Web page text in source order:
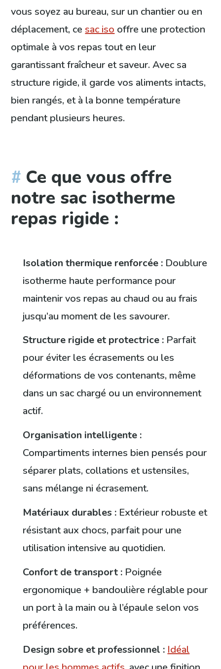
vous soyez au bureau, sur un chantier ou en
déplacement, cesac isooffre une protection
optimale à vos repas tout en leur
garantissant fraîcheur et saveur. Avec sa
structure rigide, il garde vos aliments intacts,
bien rangés, et à la bonne température
pendant plusieurs heures.
Ce que vous offre
notre sac isotherme
repas rigide :
Isolation thermique renforcée : Doublure
isotherme haute performance pour
maintenir vos repas au chaud ou au frais
jusqu’au moment de les savourer.
Structure rigide et protectrice : Parfait
pour éviter les écrasements ou les
déformations de vos contenants, même
dans un sac chargé ou un environnement
actif.
Organisation intelligente :
Compartiments internes bien pensés pour
séparer plats, collations et ustensiles,
sans mélange ni écrasement.
Matériaux durables : Extérieur robuste et
résistant aux chocs, parfait pour une
utilisation intensive au quotidien.
Confort de transport : Poignée
ergonomique + bandoulière réglable pour
un port à la main ou à l’épaule selon vos
préférences.
Design sobre et professionnel : Idéal